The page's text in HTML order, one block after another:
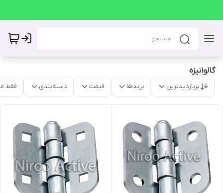
گالوانیزه
پربازدیدترین برندها قیمت دسته‌بندی فقط